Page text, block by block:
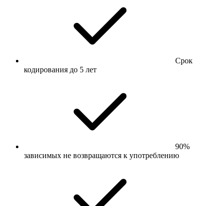
Срок
кодирования до 5 лет
90%
зависимых не возвращаются к употреблению